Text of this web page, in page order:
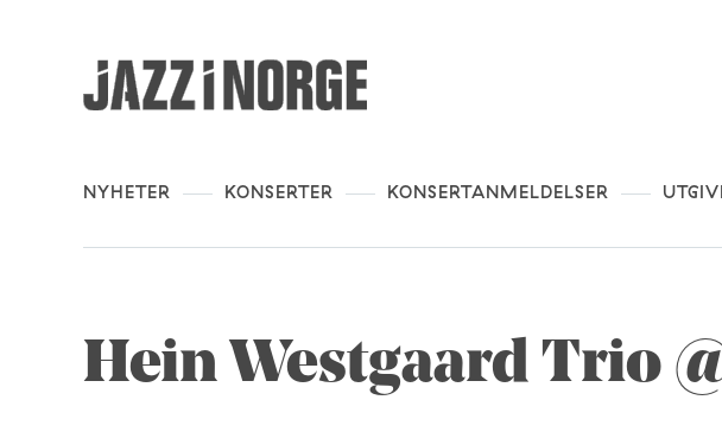
NYHETER KONSERTER KONSERTANMELDELSER
Hein Westgaard Trio